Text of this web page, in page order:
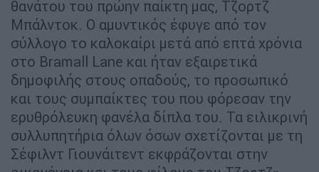
θανάτου του πρώην παίκτη μας, Τζορτζ
Μπάλντοκ. Ο αμυντικός έφυγε από τον
σύλλογο το καλοκαίρι μετά από επτά χρόνια
στο Bramall Lane και ήταν εξαιρετικά
δημοφιλής στους οπαδούς, το προσωπικό
και τους συμπαίκτες του που φόρεσαν την
ερυθρόλευκη φανέλα δίπλα του. Τα ειλικρινή
συλλυπητήρια όλων όσων σχετίζονται με τη
Σέφιλντ Γιουνάιτεντ εκφράζονται στην